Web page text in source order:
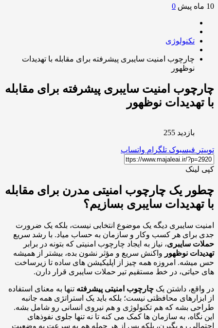
0
تکنولوژی
چارچوب امنیت سایبری پیشرفته برای مقابله با تهدیدات
نوظهور
امنیت سایبری پیشرفته برای مقابله
نوظهور
بازدید 255
فیسبوک تلگرام واتساپ
یک چارچوب امنیتی مدرن برای مقابله
سایبری بسازیم؟
سایبری دیگه یک موضوع انتخابی نیست، بلکه یک ضرورت
برای هر کسب وکار و سازمان به حساب میاد. با رشد سریع
سایبری، نیاز به ایجاد چارچوب امنیتی که بتونه در برابر
نوظهورواکنش سریع و مؤثر نشون بده، بیشتر از همیشه
امروزه همه چیز از اپلیکیشن های ساده تا زیرساخت
حیاتی، در خط مستقیم تیر حملات سایبری قرار دارن.
داشتن یکچارچوب امنیتی پیشرفتهتنها به معنای استفاده
محافظتی نیست؛ بلکه باید یک استراتژی همه جانبه
بشه که هم تکنولوژی و هم نیروی انسانی رو شامل بشه.
به سازمان ها کمک می کنه تا نه تنها جلوی نفوذهای
رو بگیرن، بلکه پس از هر حمله هم به سرعت به وضعیت